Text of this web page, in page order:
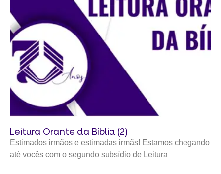
Leitura Orante da Bíblia (2)
Estimados irmãos e estimadas irmãs! Estamos chegando
até vocês com o segundo subsídio de Leitura